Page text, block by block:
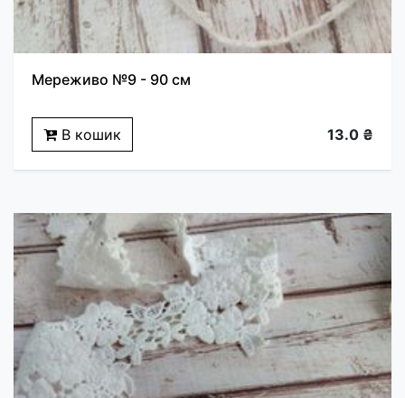
Мереживо №9 - 90 см
В кошик 13.0 ₴